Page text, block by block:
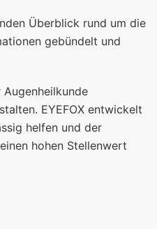
Überblick rund um die
gebündelt und
EYEFOX entwickelt
helfen und der
hohen Stellenwert